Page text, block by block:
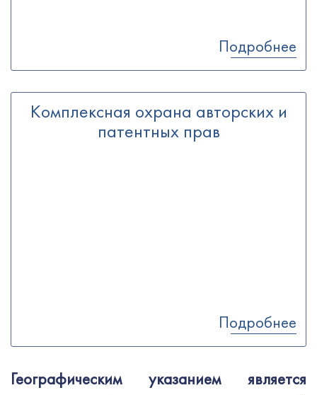
Подробнее
Комплексная охрана авторских и
патентных прав
Подробнее
Географическим указанием является